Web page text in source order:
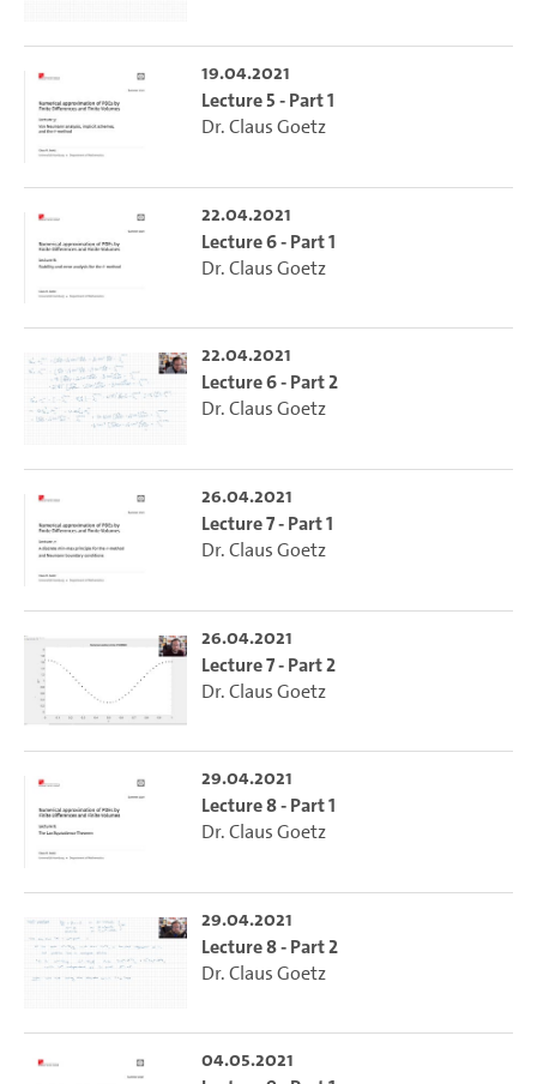
19.04.2021
Lecture 5 - Part 1
Dr. Claus Goetz
22.04.2021
Lecture 6 - Part 1
Dr. Claus Goetz
22.04.2021
Lecture 6 - Part 2
Dr. Claus Goetz
26.04.2021
Lecture 7 - Part 1
Dr. Claus Goetz
26.04.2021
Lecture 7 - Part 2
Dr. Claus Goetz
29.04.2021
Lecture 8 - Part 1
Dr. Claus Goetz
29.04.2021
Lecture 8 - Part 2
Dr. Claus Goetz
04.05.2021